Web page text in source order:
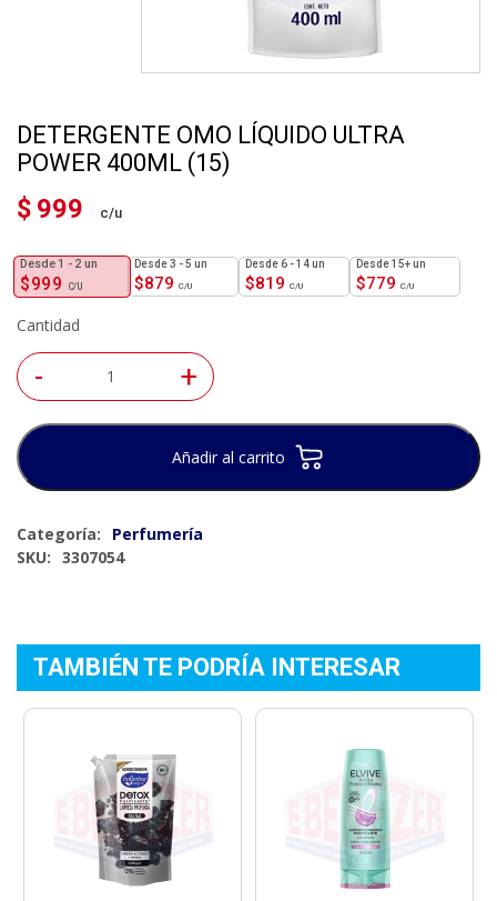
DETERGENTE OMO LÍQUIDO ULTRA
POWER 400ML (15)
$ 999
$999
1 - 2 un
$879
3 - 5 un
$819
6 - 14 un
$779
15+ un
Cantidad
- +
Añadir al carrito
Categoría:
Perfumería
SKU: 3307054
TAMBIÉN TE PODRÍA INTERESAR